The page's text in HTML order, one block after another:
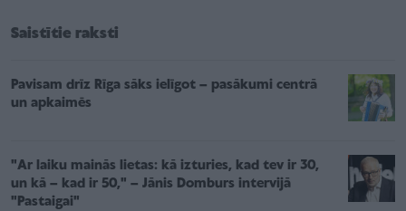
Saistītie raksti
Pavisam drīz Rīga sāks ielīgot – pasākumi centrā
un apkaimēs
"Ar laiku mainās lietas: kā izturies, kad tev ir 30,
un kā – kad ir 50," – Jānis Domburs intervijā
"Pastaigai"